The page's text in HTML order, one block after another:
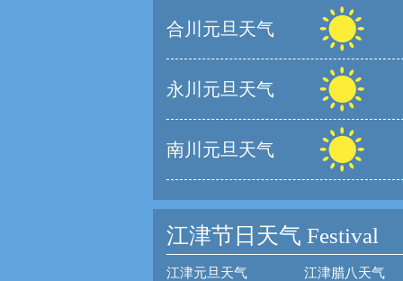
合川元旦天气
永川元旦天气
南川元旦天气
江津节日天气 Festival
江津元旦天气
江津腊八天气